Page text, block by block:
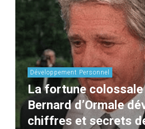
Développement Personnel
La fortune colossale
Bernard d’Ormale
chiffres et secrets